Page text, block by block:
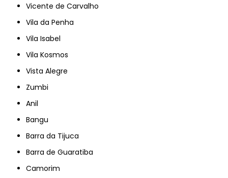
Vicente de Carvalho
Vila da Penha
Vila Isabel
Vila Kosmos
Vista Alegre
Zumbi
Anil
Bangu
Barra da Tijuca
Barra de Guaratiba
Camorim